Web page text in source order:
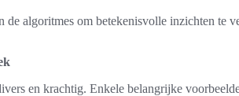
de algoritmes om betekenisvolle inzichten te
en krachtig. Enkele belangrijke